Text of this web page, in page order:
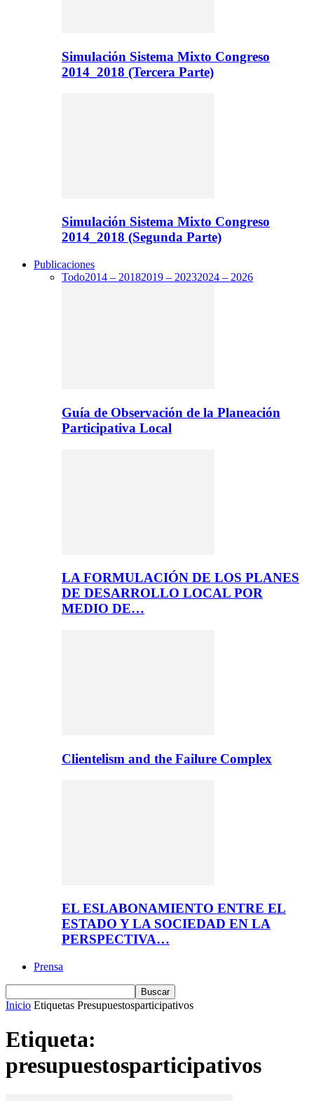
Simulación Sistema Mixto Congreso
2014_2018 (Tercera Parte)
Simulación Sistema Mixto Congreso
2014_2018 (Segunda Parte)
Publicaciones
Todo2014 – 20182019 – 20232024 – 2026
Guía de Observación de la Planeación
Participativa Local
LA FORMULACIÓN DE LOS PLANES
DE DESARROLLO LOCAL POR
MEDIO DE…
Clientelism and the Failure Complex
EL ESLABONAMIENTO ENTRE EL
ESTADO Y LA SOCIEDAD EN LA
PERSPECTIVA…
Prensa
Inicio Etiquetas Presupuestosparticipativos
Etiqueta:
presupuestosparticipativos